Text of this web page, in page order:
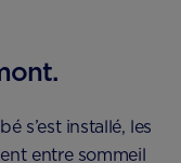
s’est installé, les
entre sommeil